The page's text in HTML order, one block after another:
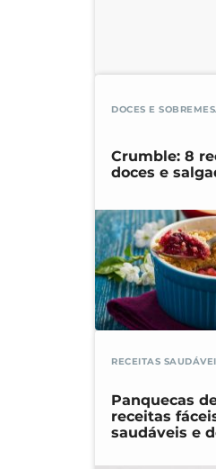
DOCES E
Crumble: 8
doces e
RECEITAS
Panquecas
receitas
saudáveis e